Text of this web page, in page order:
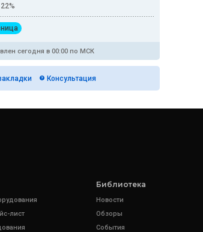
сегодня в 00:00 по МСК
Консультация
лист
Библиотека
Новости
Обзоры
События